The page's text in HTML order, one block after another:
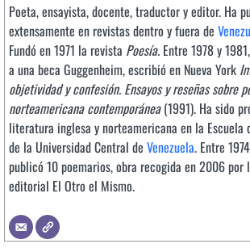
Poeta, ensayista, docente, traductor y editor. Ha
extensamente en revistas dentro y fuera de
Fundó en 1971 la revista Poesía. Entre 1978 y
a una beca Guggenheim, escribió en Nueva York
objetividad y confesión. Ensayos y reseñas sobre
norteamericana contemporánea(1991). Ha sido
literatura inglesa y norteamericana en la Escuela
de la Universidad Central de Venezuela. Entre
publicó 10 poemarios, obra recogida en 2006 por
editorial El Otro el Mismo.